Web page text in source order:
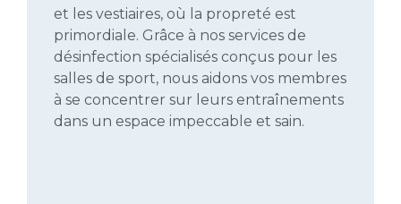
et les vestiaires, où la propreté est
primordiale. Grâce à nos services de
désinfection spécialisés conçus pour les
salles de sport, nous aidons vos membres
à se concentrer sur leurs entraînements
dans un espace impeccable et sain.